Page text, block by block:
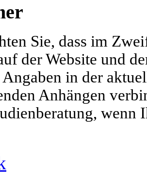
Sie, dass im
der Website und
in der
Anhängen